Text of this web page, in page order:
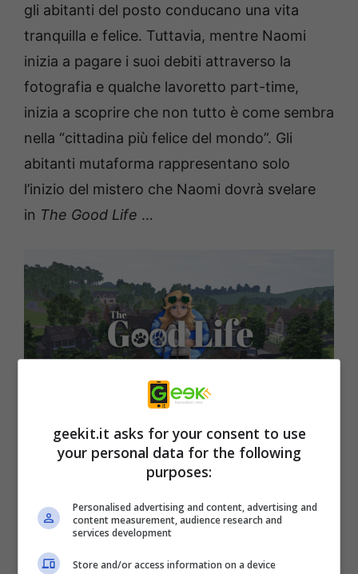
gli abitanti del posto conducano una vita
tranquilla e felice. Tuttavia, mentre Naomi
inizia a pagare i suoi debiti attraverso la
fotografia e qualche lavoretto part-time,
inizia a scoprire che non tutto è come sembra
nella “cittadina più felice del mondo”. Gli
abitanti mutaforma rappresentano solo
l’inizio del mistero che Naomi dovrà svelare
in The Good Life …
Usa le tue abilità da detective e impara tutti i
segreti del fotogiornalismo investigativo per
mettere a nudo i segreti di Rainy Woods. Tieni
gli occhi aperti mentre svolgi strani, ma
piacevoli, lavori part-time per far quadrare i
conti, ma fai attenzione a non strafare,
geekit.it asks for your consent to use
your personal data for the following
purposes:
Personalised advertising and content, advertising and
content measurement, audience research and
services development
Store and/or access information on a device